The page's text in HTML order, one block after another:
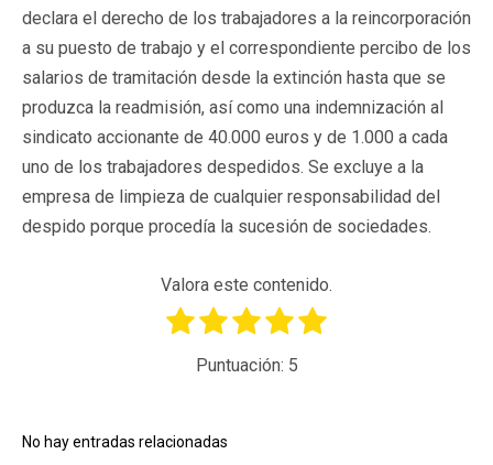
declara el derecho de los trabajadores a la reincorporación
a su puesto de trabajo y el correspondiente percibo de los
salarios de tramitación desde la extinción hasta que se
produzca la readmisión, así como una indemnización al
sindicato accionante de 40.000 euros y de 1.000 a cada
uno de los trabajadores despedidos. Se excluye a la
empresa de limpieza de cualquier responsabilidad del
despido porque procedía la sucesión de sociedades.
Valora este contenido.
Puntuación: 5
No hay entradas relacionadas